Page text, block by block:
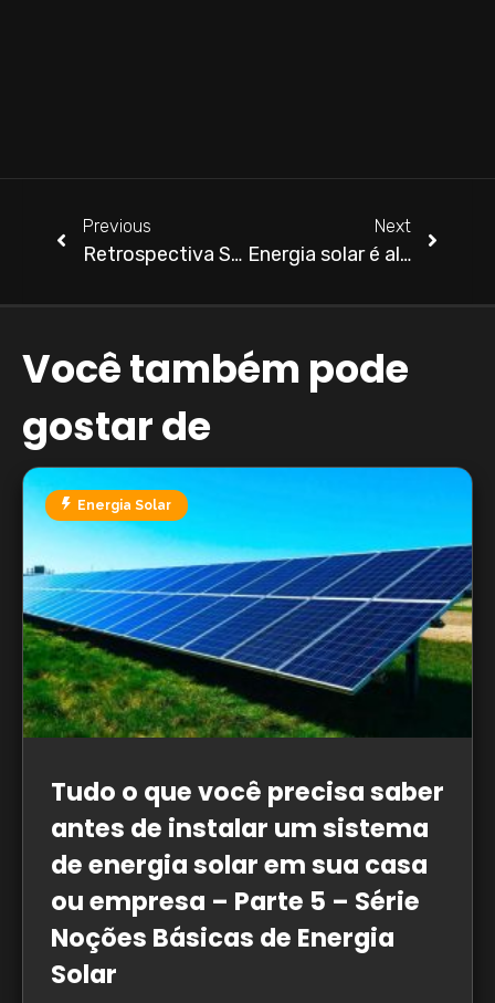
Previous
Retrospectiva Solar 2020
Next
Energia solar é alternativa para fugir da oscilação tarifária
Você também pode
gostar de
Energia Solar
Tudo o que você precisa saber
antes de instalar um sistema
de energia solar em sua casa
ou empresa – Parte 5 – Série
Noções Básicas de Energia
Solar